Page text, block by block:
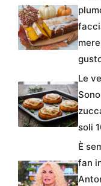
Le
soli
È
fan